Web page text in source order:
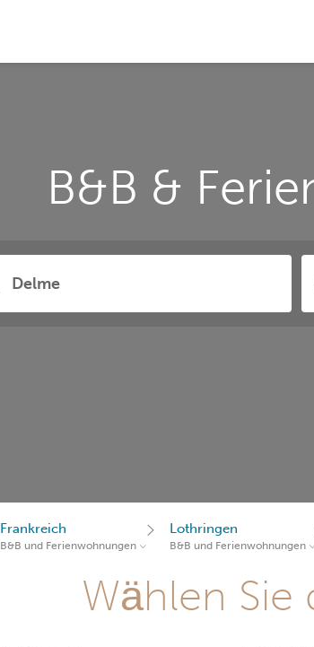
B&B &
Frankreich
B&B und Ferienwohnungen
Lothringen
B&B und Ferienwohnungen
Wählen Sie